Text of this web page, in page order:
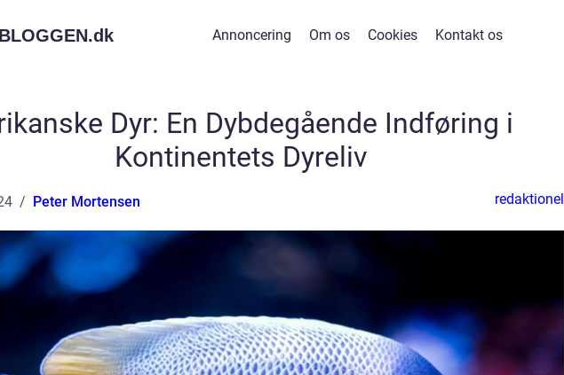
dk Annoncering Om os Cookies Kontakt os
Dyr: En Dybdegående Indføring i
Kontinentets Dyreliv
Peter Mortensen redaktionel